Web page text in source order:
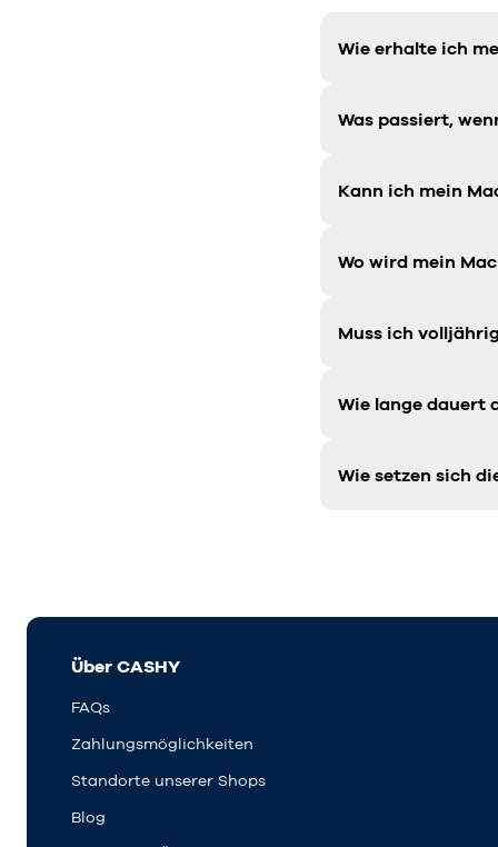
Wie erhalte ich
Was passiert,
Kann ich mein
Wo wird mein
Muss ich
Wie lange dauert
Wie setzen sich
Über CASHY
FAQs
Zahlungsmöglichkeiten
Standorte unserer Shops
Blog